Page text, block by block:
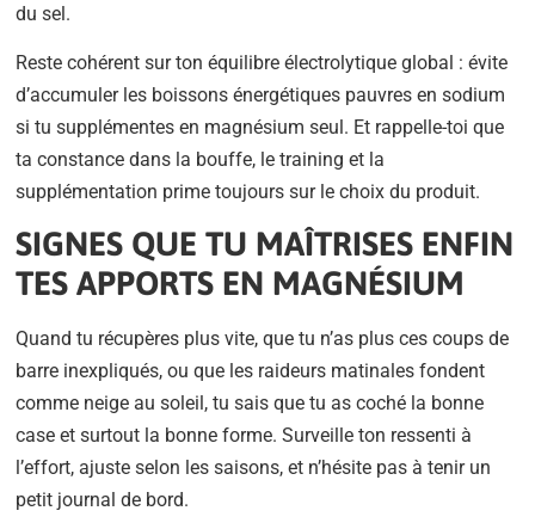
du sel.
Reste cohérent sur ton équilibre électrolytique global : évite
d’accumuler les boissons énergétiques pauvres en sodium
si tu supplémentes en magnésium seul. Et rappelle-toi que
ta constance dans la bouffe, le training et la
supplémentation prime toujours sur le choix du produit.
SIGNES QUE TU MAÎTRISES ENFIN
TES APPORTS EN MAGNÉSIUM
Quand tu récupères plus vite, que tu n’as plus ces coups de
barre inexpliqués, ou que les raideurs matinales fondent
comme neige au soleil, tu sais que tu as coché la bonne
case et surtout la bonne forme. Surveille ton ressenti à
l’effort, ajuste selon les saisons, et n’hésite pas à tenir un
petit journal de bord.